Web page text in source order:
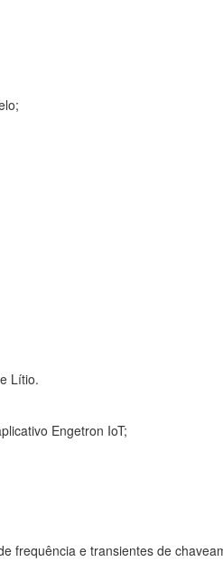
Lítio.
Engetron IoT;
frequência e transientes de